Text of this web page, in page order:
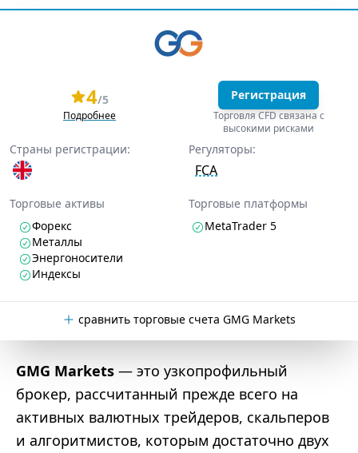
4/5
Подробнее
Регистрация
Торговля CFD связана с
высокими рисками
Страны регистрации: Регуляторы:
FCA
Торговые активы
Форекс
Металлы
Энергоносители
Индексы
Торговые платформы
MetaTrader 5
сравнить торговые счета GMG Markets
GMG Markets — это узкопрофильный
брокер, рассчитанный прежде всего на
активных валютных трейдеров, скальперов
и алгоритмистов, которым достаточно двух